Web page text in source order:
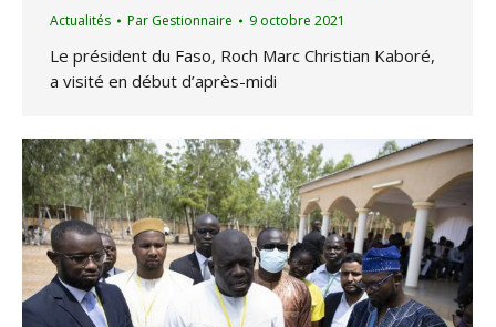
Actualités Par Gestionnaire 9 octobre 2021
Le président du Faso, Roch Marc Christian Kaboré,
a visité en début d’après-midi